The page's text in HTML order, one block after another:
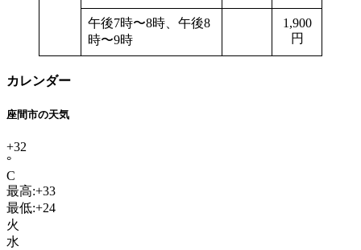
午後7時〜8時、午後8
時〜9時
1,900
円
カレンダー
座間市の天気
+32
°
C
最高:+33
最低:+24
火
水